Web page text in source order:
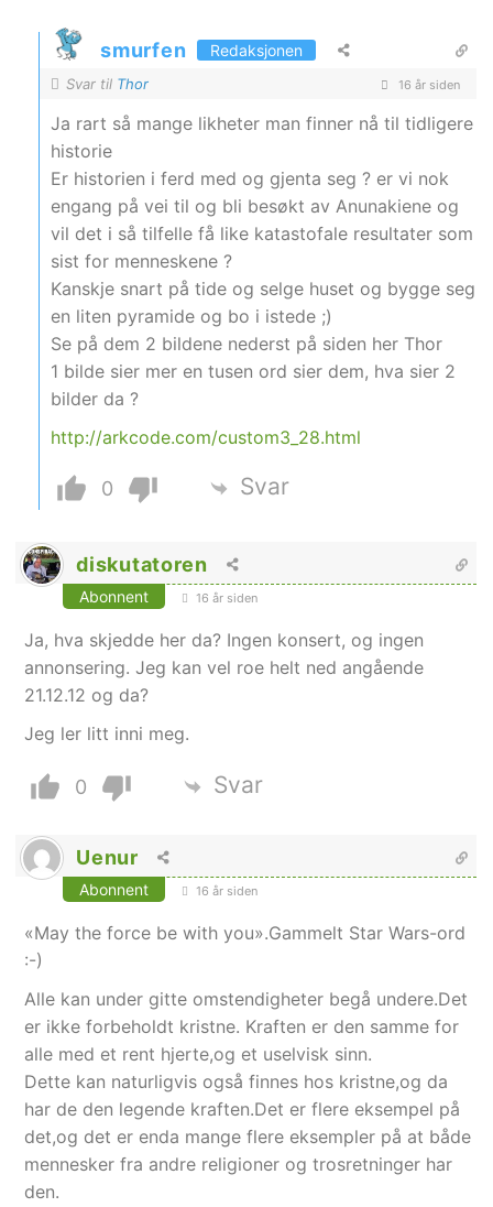
smurfen Redaksjonen
Svar til Thor 16 år siden
Ja rart så mange likheter man finner nå til tidligere
historie
Er historien i ferd med og gjenta seg ? er vi nok
engang på vei til og bli besøkt av Anunakiene og
vil det i så tilfelle få like katastofale resultater som
sist for menneskene ?
Kanskje snart på tide og selge huset og bygge seg
en liten pyramide og bo i istede ;)
Se på dem 2 bildene nederst på siden her Thor
1 bilde sier mer en tusen ord sier dem, hva sier 2
bilder da ?
http://arkcode.com/custom3_28.html
0 Svar
diskutatoren
Abonnent 16 år siden
Ja, hva skjedde her da? Ingen konsert, og ingen
annonsering. Jeg kan vel roe helt ned angående
21.12.12 og da?
Jeg ler litt inni meg.
0 Svar
Uenur
Abonnent 16 år siden
«May the force be with you».Gammelt Star Wars-ord
:-)
Alle kan under gitte omstendigheter begå undere.Det
er ikke forbeholdt kristne. Kraften er den samme for
alle med et rent hjerte,og et uselvisk sinn.
Dette kan naturligvis også finnes hos kristne,og da
har de den legende kraften.Det er flere eksempel på
det,og det er enda mange flere eksempler på at både
mennesker fra andre religioner og trosretninger har
den.